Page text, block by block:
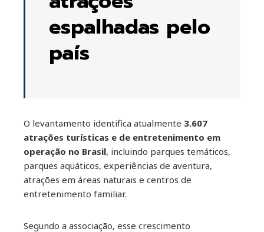
espalhadas pelo
país
O levantamento identifica atualmente 3.607
atrações turísticas e de entretenimento em
operação no Brasil, incluindo parques temáticos,
parques aquáticos, experiências de aventura,
atrações em áreas naturais e centros de
entretenimento familiar.
Segundo a associação, esse crescimento